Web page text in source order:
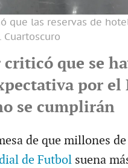
que las reservas de
Cuartoscuro
criticó que se
por
se cumplirán
de que millones
de Futbolsuena